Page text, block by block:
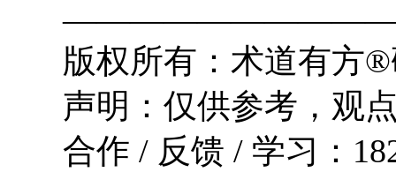
版权所有：术道有方
声明：仅供参考，观
合作 / 反馈 / 学习：